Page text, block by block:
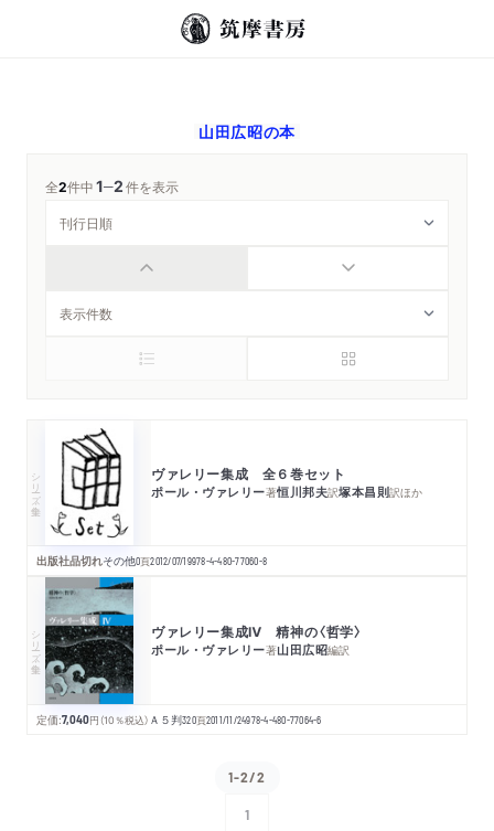
山田広昭の本
全2件中1─2件を表示
シリーズ・全集 ヴァレリー集成 全６巻セット
ポール・ヴァレリー著恒川邦夫訳塚本昌則訳ほか
出版社品切れその他0頁2012/07/19978-4-480-77060-8
シリーズ・全集 ヴァレリー集成Ⅳ 精神の〈哲学〉
ポール・ヴァレリー著山田広昭編訳
定価:7,040円 （10％税込） Ａ５判320頁2011/11/24978-4-480-77064-6
1-2/2
1